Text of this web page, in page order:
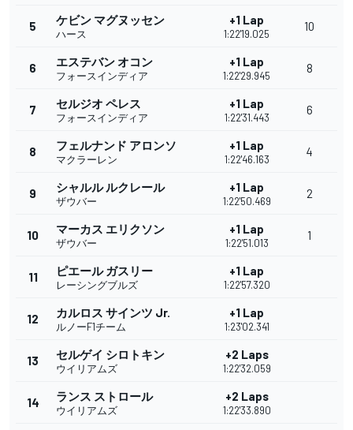
5 ケビン マグヌッセン
ハース
+1 Lap
1:22'19.025
10
6 エステバン オコン
フォースインディア
+1 Lap
1:22'29.945
8
7 セルジオ ペレス
フォースインディア
+1 Lap
1:22'31.443
6
8 フェルナンド アロンソ
マクラーレン
+1 Lap
1:22'46.163
4
9 シャルル ルクレール
ザウバー
+1 Lap
1:22'50.469
2
10 マーカス エリクソン
ザウバー
+1 Lap
1:22'51.013
1
11 ピエール ガスリー
レーシングブルズ
+1 Lap
1:22'57.320
12 カルロス サインツ Jr.
ルノーF1チーム
+1 Lap
1:23'02.341
13 セルゲイ シロトキン
ウイリアムズ
+2 Laps
1:22'32.059
14 ランス ストロール
ウイリアムズ
+2 Laps
1:22'33.890